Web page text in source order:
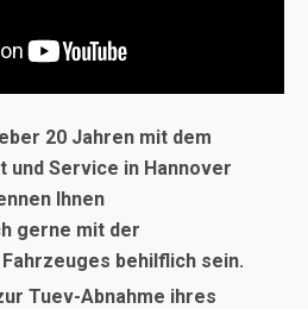
20 Jahren mit dem
und Service in Hannover
Ihnen
gerne mit der
behilflich sein.
Tuev-Abnahme ihres